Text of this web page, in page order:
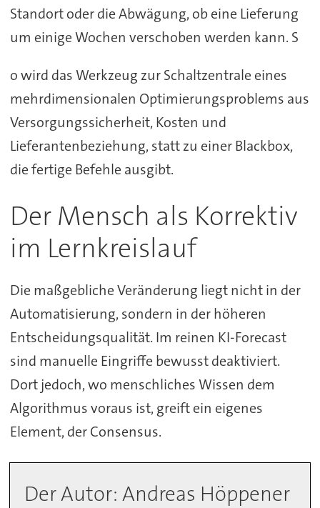
Standort oder die Abwägung, ob eine Lieferung
um einige Wochen verschoben werden kann. S
o wird das Werkzeug zur Schaltzentrale eines
mehrdimensionalen Optimierungsproblems aus
Versorgungssicherheit, Kosten und
Lieferantenbeziehung, statt zu einer Blackbox,
die fertige Befehle ausgibt.
Der Mensch als Korrektiv
im Lernkreislauf
Die maßgebliche Veränderung liegt nicht in der
Automatisierung, sondern in der höheren
Entscheidungsqualität. Im reinen KI-Forecast
sind manuelle Eingriffe bewusst deaktiviert.
Dort jedoch, wo menschliches Wissen dem
Algorithmus voraus ist, greift ein eigenes
Element, der Consensus.
Der Autor: Andreas Höppener